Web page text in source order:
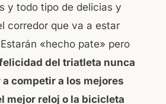
y todo tipo de delicias y
corredor que va a estar
«hecho pate» pero
del triatleta nunca
competir a los mejores
mejor reloj o la bicicleta